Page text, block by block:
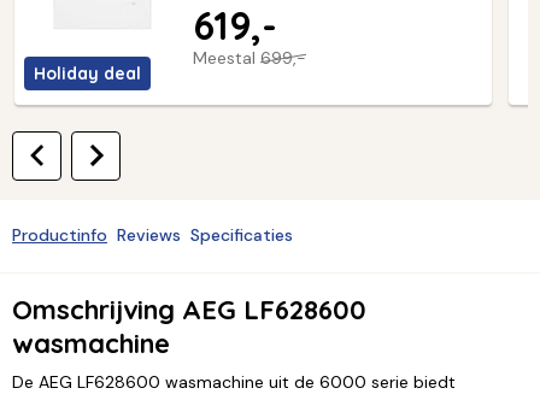
Holiday deal
Meestal 699,-
619,-
Productinfo Reviews Specificaties
Omschrijving AEG LF628600
wasmachine
De AEG LF628600 wasmachine uit de 6000 serie biedt